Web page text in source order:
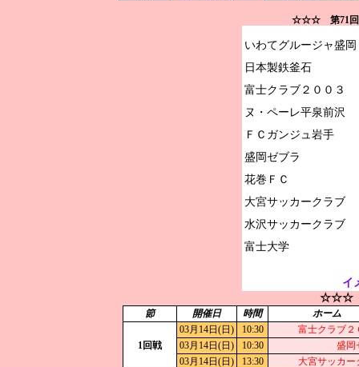
☆☆☆ 第71回
いわてグルージャ盛岡
日本製鉄釜石
富士クラブ２００３
ヌ・ペーレ平泉前沢
ＦＣガンジュ岩手
盛岡ゼブラ
花巻ＦＣ
大宮サッカークラブ
水沢サッカークラブ
イ
☆☆☆
節 開催日 時間 ホーム
1回戦
03月14日(日) 10:30
富士クラブ２
03月14日(日)
10:30
盛岡
03月14日(日)
13:30 大宮サッカー